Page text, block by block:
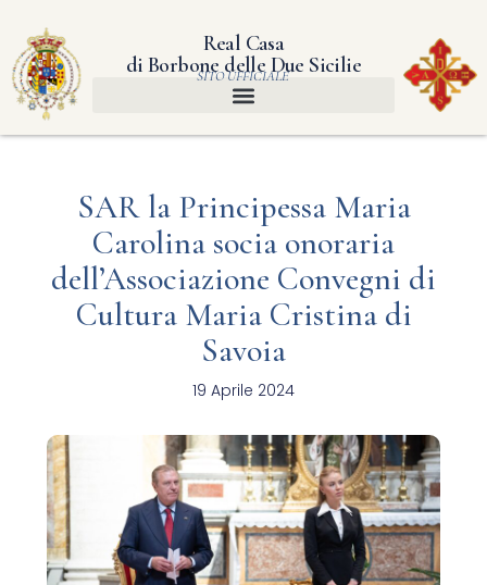
Real Casa
di Borbone delle Due Sicilie
SITO UFFICIALE
SAR la Principessa Maria
Carolina socia onoraria
dell’Associazione Convegni di
Cultura Maria Cristina di
Savoia
19 Aprile 2024